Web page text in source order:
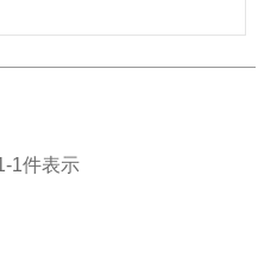
-1件表示